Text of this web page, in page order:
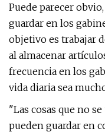
Puede parecer
guardar en los
objetivo es trabajar
al almacenar
frecuencia en los
vida diaria sea
"Las cosas que no
pueden guardar en